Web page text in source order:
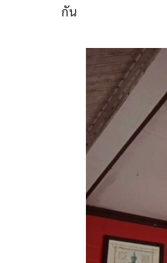
กัน